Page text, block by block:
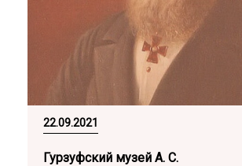
22.09.2021
Гурзуфский музей А. С.